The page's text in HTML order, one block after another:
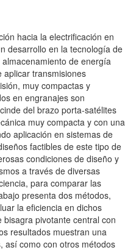
hacia la electrificación en
desarrollo en la tecnología de
de energía
aplicar transmisiones
muy compactas y
en engranajes son
del brazo porta-satélites
muy compacta y con una
aplicación en sistemas de
factibles de este tipo de
condiciones de diseño y
a través de diversas
para comparar las
presenta dos métodos,
la eficiencia en dichos
pivotante central con
resultados muestran una
así como con otros métodos